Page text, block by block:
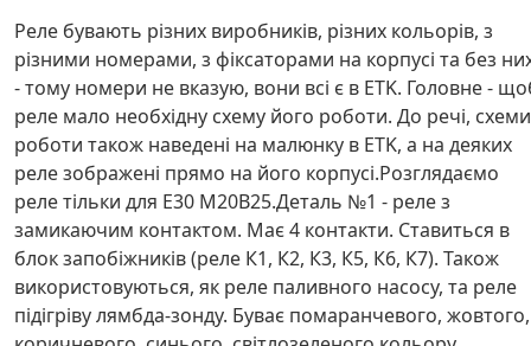
Реле бувають різних виробників, різних кольорів, з
різними номерами, з фіксаторами на корпусі та без
- тому номери не вказую, вони всі є в ETK. Головне -
реле мало необхідну схему його роботи. До речі, схеми
роботи також наведені на малюнку в ETK, а на деяких
реле зображені прямо на його корпусі.Розглядаємо
реле тільки для E30 M20B25.Деталь №1 - реле з
замикаючим контактом. Має 4 контакти. Ставиться в
блок запобіжників (реле К1, К2, К3, К5, К6, К7). Також
використовуються, як реле паливного насосу, та реле
підігріву лямбда-зонду. Буває помаранчевого, жовтого,